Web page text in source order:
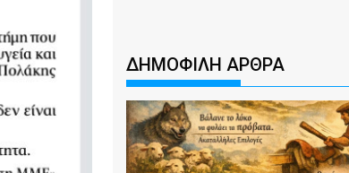
ΔΗΜΟΦΙΛΗ ΑΡΘΡΑ